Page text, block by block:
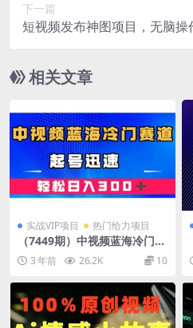
下一篇
短视频发布神图项目，无脑
相关文章
实战VIP项目 热门给力项目
（7449期）中视频蓝海冷门赛
道，韩国视频奇闻解说，起号
迅速，日入300＋
3 年前 26.2K 10